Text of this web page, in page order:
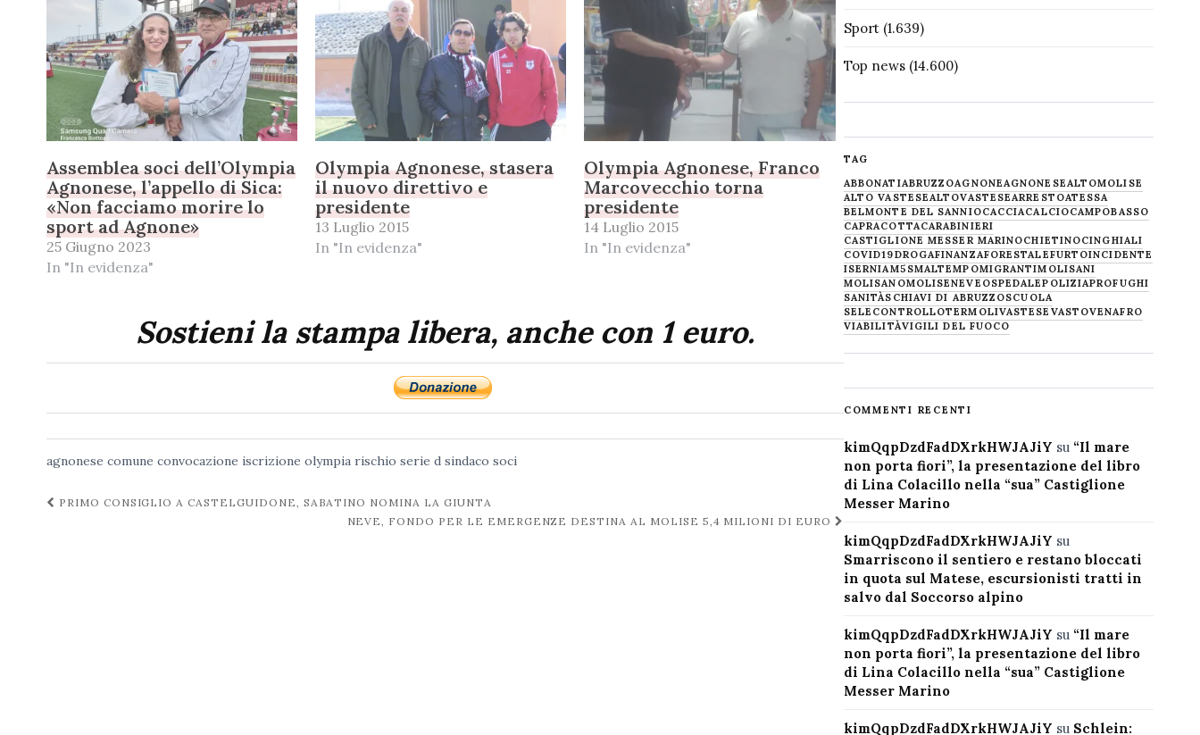
Assemblea soci dell’Olympia
Agnonese, l’appello di Sica:
«Non facciamo morire lo
sport ad Agnone»
25 Giugno 2023
In "In evidenza"
Olympia Agnonese, stasera
il nuovo direttivo e
presidente
13 Luglio 2015
In "In evidenza"
Olympia Agnonese, Franco
Marcovecchio torna
presidente
14 Luglio 2015
In "In evidenza"
Sostieni la stampa libera, anche con 1 euro.
agnonese comune convocazione iscrizione olympia rischio serie d sindaco soci
Navigazione
PRIMO CONSIGLIO A CASTELGUIDONE, SABATINO NOMINA LA GIUNTA
NEVE, FONDO PER LE EMERGENZE DESTINA AL MOLISE 5,4 MILIONI DI EURO
Sport(1.639)
Top news(14.600)
TAG
ABBONATIABRUZZOAGNONEAGNONESEALTOMOLISE
ALTO VASTESEALTOVASTESEARRESTOATESSA
BELMONTE DEL SANNIOCACCIACALCIOCAMPOBASSO
CAPRACOTTACARABINIERI
CASTIGLIONE MESSER MARINOCHIETINOCINGHIALI
COVID19DROGAFINANZAFORESTALEFURTOINCIDENTE
ISERNIAM5SMALTEMPOMIGRANTIMOLISANI
MOLISANOMOLISENEVE OSPEDALEPOLIZIAPROFUGHI
SANITÀSCHIAVI DI ABRUZZOSCUOLA
SELECONTROLLOTERMOLIVASTESE VASTOVENAFRO
VIABILITÀVIGILI DEL FUOCO
COMMENTI RECENTI
kimQqpDzdFadDXrkHWJAJiY su “Il mare
non porta fiori”, la presentazione del libro
di Lina Colacillo nella “sua” Castiglione
Messer Marino
kimQqpDzdFadDXrkHWJAJiY su
Smarriscono il sentiero e restano bloccati
in quota sul Matese, escursionisti tratti in
salvo dal Soccorso alpino
kimQqpDzdFadDXrkHWJAJiY su “Il mare
non porta fiori”, la presentazione del libro
di Lina Colacillo nella “sua” Castiglione
Messer Marino
kimQqpDzdFadDXrkHWJAJiY su Schlein: